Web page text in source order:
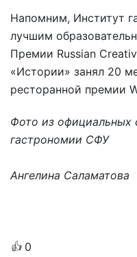
Напомним, Институт
лучшим
Премии Russian
«Истории» занял 20
ресторанной премии
Фото из официальных
гастрономии СФУ
Ангелина Саламатова
👍 0